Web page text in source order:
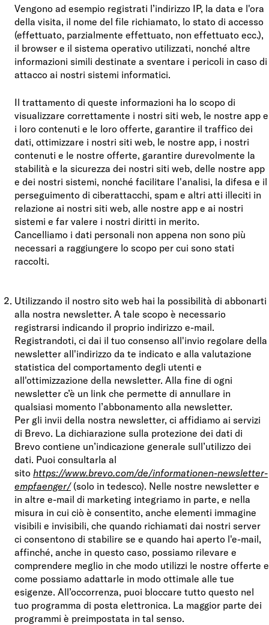
Vengono ad esempio registrati l’indirizzo IP, la data e l'ora
della visita, il nome del file richiamato, lo stato di accesso
(effettuato, parzialmente effettuato, non effettuato ecc.),
il browser e il sistema operativo utilizzati, nonché altre
informazioni simili destinate a sventare i pericoli in caso di
attacco ai nostri sistemi informatici.
Il trattamento di queste informazioni ha lo scopo di
visualizzare correttamente i nostri siti web, le nostre app e
i loro contenuti e le loro offerte, garantire il traffico dei
dati, ottimizzare i nostri siti web, le nostre app, i nostri
contenuti e le nostre offerte, garantire durevolmente la
stabilità e la sicurezza dei nostri siti web, delle nostre app
e dei nostri sistemi, nonché facilitare l'analisi, la difesa e il
perseguimento di ciberattacchi, spam e altri atti illeciti in
relazione ai nostri siti web, alle nostre app e ai nostri
sistemi e far valere i nostri diritti in merito.
Cancelliamo i dati personali non appena non sono più
necessari a raggiungere lo scopo per cui sono stati
raccolti.
Utilizzando il nostro sito web hai la possibilità di abbonarti
alla nostra newsletter. A tale scopo è necessario
registrarsi indicando il proprio indirizzo e-mail.
Registrandoti, ci dai il tuo consenso all'invio regolare della
newsletter all'indirizzo da te indicato e alla valutazione
statistica del comportamento degli utenti e
all'ottimizzazione della newsletter. Alla fine di ogni
newsletter c’è un link che permette di annullare in
qualsiasi momento l’abbonamento alla newsletter.
Per gli invii della nostra newsletter, ci affidiamo ai servizi
di Brevo. La dichiarazione sulla protezione dei dati di
Brevo contiene un’indicazione generale sull’utilizzo dei
dati. Puoi consultarla al
sito https://www.brevo.com/de/informationen-newsletter-
empfaenger/(solo in tedesco). Nelle nostre newsletter e
in altre e-mail di marketing integriamo in parte, e nella
misura in cui ciò è consentito, anche elementi immagine
visibili e invisibili, che quando richiamati dai nostri server
ci consentono di stabilire se e quando hai aperto l'e-mail,
affinché, anche in questo caso, possiamo rilevare e
comprendere meglio in che modo utilizzi le nostre offerte e
come possiamo adattarle in modo ottimale alle tue
esigenze. All’occorrenza, puoi bloccare tutto questo nel
tuo programma di posta elettronica. La maggior parte dei
programmi è preimpostata in tal senso.